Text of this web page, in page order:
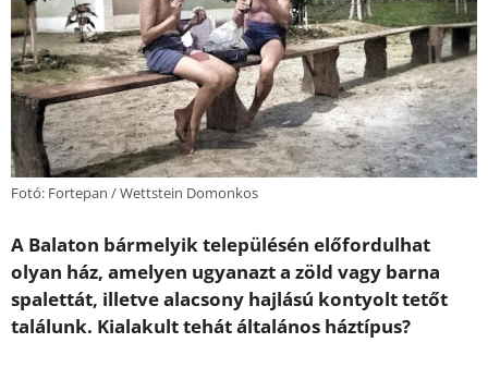
Fotó: Fortepan / Wettstein Domonkos
A Balaton bármelyik településén előfordulhat
olyan ház, amelyen ugyanazt a zöld vagy barna
spalettát, illetve alacsony hajlású kontyolt tetőt
találunk. Kialakult tehát általános háztípus?